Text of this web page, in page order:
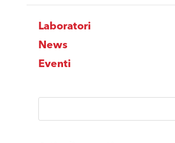
Laboratori
News
Eventi